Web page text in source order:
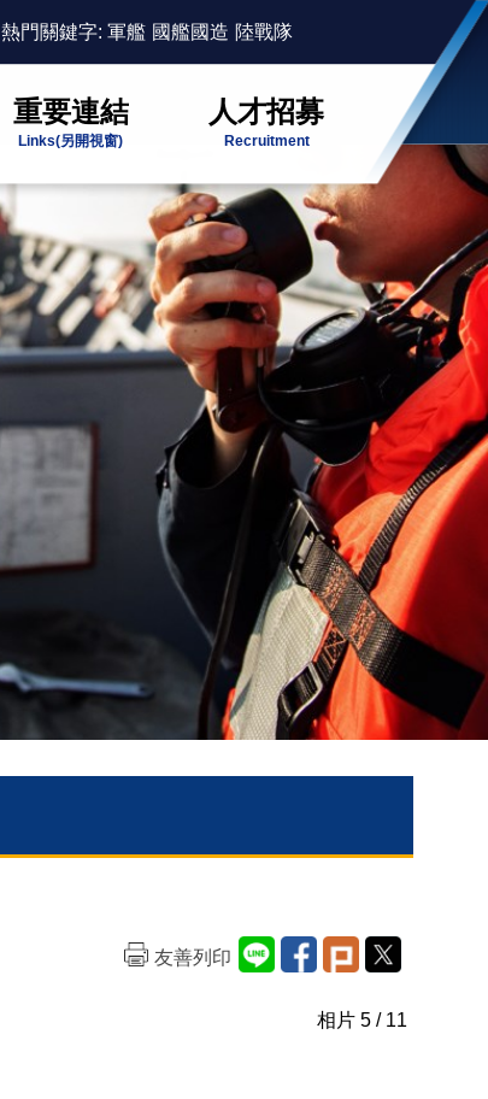
熱門關鍵字: 軍艦 國艦國造 陸戰隊
重要連結
Links(另開視窗)
人才招募
Recruitment
友善列印
相片 5 / 11